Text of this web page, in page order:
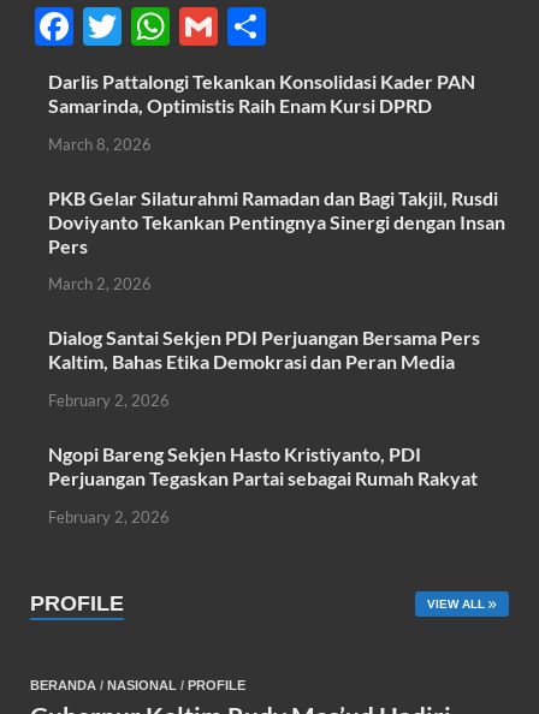
F
ac
e
b
o
o
k
T
w
itt
er
W
h
at
A
p
G
m
ail
h
ar
Darlis Pattalongi Tekankan Konsolidasi Kader PAN
Samarinda, Optimistis Raih Enam Kursi DPRD
March 8, 2026
PKB Gelar Silaturahmi Ramadan dan Bagi Takjil, Rusdi
Doviyanto Tekankan Pentingnya Sinergi dengan Insan
Pers
March 2, 2026
Dialog Santai Sekjen PDI Perjuangan Bersama Pers
Kaltim, Bahas Etika Demokrasi dan Peran Media
February 2, 2026
Ngopi Bareng Sekjen Hasto Kristiyanto, PDI
Perjuangan Tegaskan Partai sebagai Rumah Rakyat
February 2, 2026
PROFILE VIEW ALL
BERANDA / NASIONAL / PROFILE